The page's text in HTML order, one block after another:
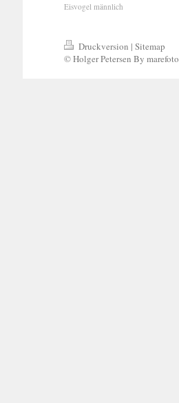
Eisvogel männlich
Druckversion | Sitemap
© Holger Petersen By marefoto